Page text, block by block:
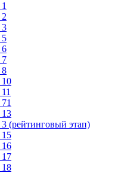
(рейтинговый этап)